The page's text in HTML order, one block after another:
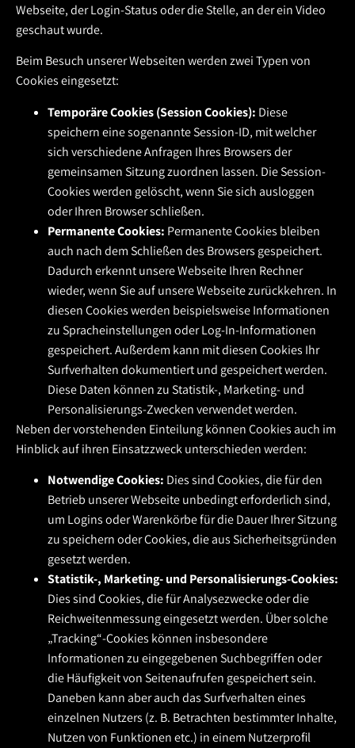
Webseite, der Login-Status oder die Stelle, an der ein Video
geschaut wurde.
Beim Besuch unserer Webseiten werden zwei Typen von
Cookies eingesetzt:
Temporäre Cookies (Session Cookies): Diese
speichern eine sogenannte Session-ID, mit welcher
sich verschiedene Anfragen Ihres Browsers der
gemeinsamen Sitzung zuordnen lassen. Die Session-
Cookies werden gelöscht, wenn Sie sich ausloggen
oder Ihren Browser schließen.
Permanente Cookies: Permanente Cookies bleiben
auch nach dem Schließen des Browsers gespeichert.
Dadurch erkennt unsere Webseite Ihren Rechner
wieder, wenn Sie auf unsere Webseite zurückkehren. In
diesen Cookies werden beispielsweise Informationen
zu Spracheinstellungen oder Log-In-Informationen
gespeichert. Außerdem kann mit diesen Cookies Ihr
Surfverhalten dokumentiert und gespeichert werden.
Diese Daten können zu Statistik-, Marketing- und
Personalisierungs-Zwecken verwendet werden.
Neben der vorstehenden Einteilung können Cookies auch im
Hinblick auf ihren Einsatzzweck unterschieden werden:
Notwendige Cookies: Dies sind Cookies, die für den
Betrieb unserer Webseite unbedingt erforderlich sind,
um Logins oder Warenkörbe für die Dauer Ihrer Sitzung
zu speichern oder Cookies, die aus Sicherheitsgründen
gesetzt werden.
Statistik-, Marketing- und Personalisierungs-Cookies:
Dies sind Cookies, die für Analysezwecke oder die
Reichweitenmessung eingesetzt werden. Über solche
„Tracking“-Cookies können insbesondere
Informationen zu eingegebenen Suchbegriffen oder
die Häufigkeit von Seitenaufrufen gespeichert sein.
Daneben kann aber auch das Surfverhalten eines
einzelnen Nutzers (z. B. Betrachten bestimmter Inhalte,
Nutzen von Funktionen etc.) in einem Nutzerprofil